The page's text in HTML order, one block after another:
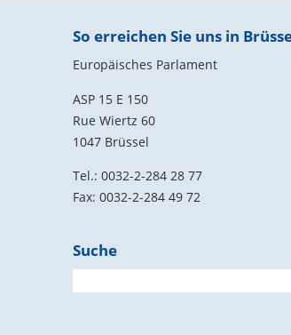
Fußbereich
So erreichen Sie uns in
Europäisches Parlament
ASP 15 E 150
Rue Wiertz 60
1047 Brüssel
Tel.: 0032-2-284 28 77
Fax: 0032-2-284 49 72
Suche